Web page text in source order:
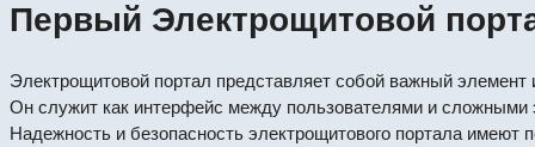
Первый Электрощитовой
Электрощитовой портал представляет собой важный
Он служит как интерфейс между пользователями и сложными
Надежность и безопасность электрощитового портала